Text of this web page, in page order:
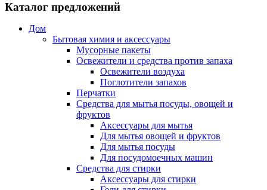
Каталог предложений
Дом
Бытовая химия и аксессуары
Мусорные пакеты
Освежители и средства против запаха
Освежители воздуха
Поглотители запахов
Перчатки
Средства для мытья посуды, овощей и
фруктов
Аксессуары для мытья
Для мытья овощей и фруктов
Для мытья посуды
Для посудомоечных машин
Средства для стирки
Аксессуары для стирки